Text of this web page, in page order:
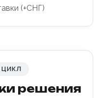
(+СНГ)
решения